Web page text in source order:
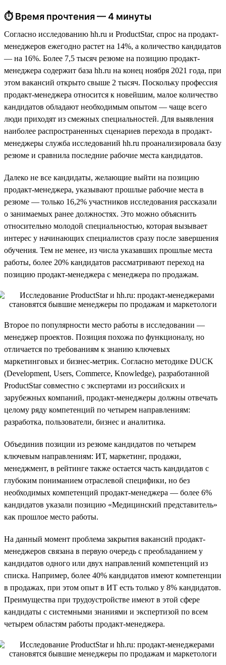
⏱ Время прочтения — 4 минуты
Согласно исследованию hh.ru и ProductStar, спрос на продакт-
менеджеров ежегодно растет на 14%, а количество кандидатов
— на 16%. Более 7,5 тысяч резюме на позицию продакт-
менеджера содержит база hh.ru на конец ноября 2021 года, при
этом вакансий открыто свыше 2 тысяч. Поскольку профессия
продакт-менеджера относится к новейшим, малое количество
кандидатов обладают необходимым опытом — чаще всего
люди приходят из смежных специальностей. Для выявления
наиболее распространенных сценариев перехода в продакт-
менеджеры служба исследований hh.ru проанализировала базу
резюме и сравнила последние рабочие места кандидатов.
Далеко не все кандидаты, желающие выйти на позицию
продакт-менеджера, указывают прошлые рабочие места в
резюме — только 16,2% участников исследования рассказали
о занимаемых ранее должностях. Это можно объяснить
относительно молодой специальностью, которая вызывает
интерес у начинающих специалистов сразу после завершения
обучения. Тем не менее, из числа указавших прошлые места
работы, более 20% кандидатов рассматривают переход на
позицию продакт-менеджера с менеджера по продажам.
Второе по популярности место работы в исследовании —
менеджер проектов. Позиция похожа по функционалу, но
отличается по требованиям к знанию ключевых
маркетинговых и бизнес-метрик. Согласно методике DUCK
(Development, Users, Commerce, Knowledge), разработанной
ProductStar совместно с экспертами из российских и
зарубежных компаний, продакт-менеджеры должны отвечать
целому ряду компетенций по четырем направлениям:
разработка, пользователи, бизнес и аналитика.
Объединив позиции из резюме кандидатов по четырем
ключевым направлениям: ИТ, маркетинг, продажи,
менеджмент, в рейтинге также остается часть кандидатов с
глубоким пониманием отраслевой специфики, но без
необходимых компетенций продакт-менеджера — более 6%
кандидатов указали позицию «Медицинский представитель»
как прошлое место работы.
На данный момент проблема закрытия вакансий продакт-
менеджеров связана в первую очередь с преобладанием у
кандидатов одного или двух направлений компетенций из
списка. Например, более 40% кандидатов имеют компетенции
в продажах, при этом опыт в ИТ есть только у 8% кандидатов.
Преимущества при трудоустройстве имеют в этой сфере
кандидаты с системными знаниями и экспертизой по всем
четырем областям работы продакт-менеджера.